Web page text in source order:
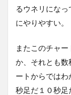
るウネリにな
にやりやすい。
またこのチャ
か、それとも数
ートからでは
秒足だ１０秒足